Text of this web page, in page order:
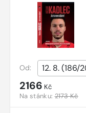
Od:
2166 Kč
Na stánku:2173 Kč